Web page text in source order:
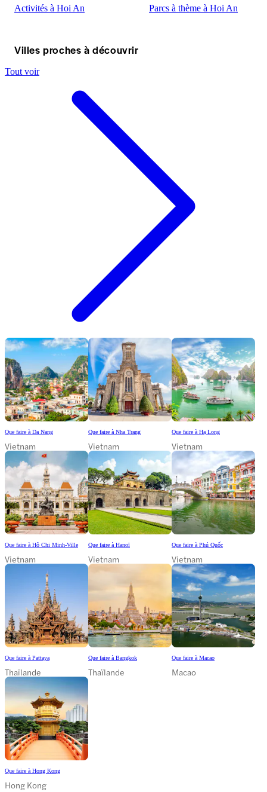
Activités à Hoi An Parcs à thème à Hoi An
Villes proches à découvrir
Tout voir
Que faire à Da Nang
Vietnam
Que faire à Nha Trang
Vietnam
Que faire à Hạ Long
Vietnam
Que faire à Hô Chi Minh-Ville
Vietnam
Que faire à Hanoï
Vietnam
Que faire à Phú Quốc
Vietnam
Que faire à Pattaya
Thaïlande
Que faire à Bangkok
Thaïlande
Que faire à Macao
Macao
Que faire à Hong Kong
Hong Kong